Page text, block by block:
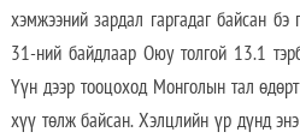
хэмжээний зардал гаргадаг байсан
31-ний байдлаар Оюу толгой 13.1
Үүн дээр тооцоход Монголын тал
хүү төлж байсан. Хэлцлийн үр дүнд